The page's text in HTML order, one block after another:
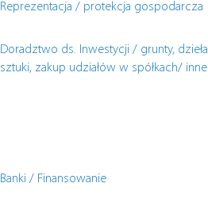
Reprezentacja / protekcja gospodarcza
Doradztwo ds. Inwestycji / grunty, dzieła
sztuki, zakup udziałów w spółkach/ inne
Banki / Finansowanie